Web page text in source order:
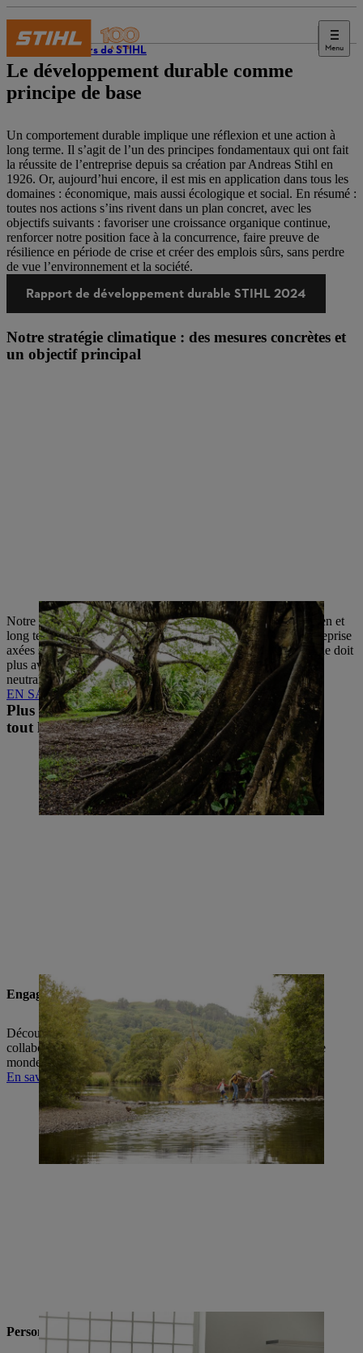
Menu
L’univers de STIHL
Le développement durable comme
principe de base
Un comportement durable implique une réflexion et une action à
long terme. Il s’agit de l’un des principes fondamentaux qui ont fait
la réussite de l’entreprise depuis sa création par Andreas Stihl en
1926. Or, aujourd’hui encore, il est mis en application dans tous les
domaines : économique, mais aussi écologique et social. En résumé :
toutes nos actions s’ins rivent dans un plan concret, avec les
objectifs suivants : favoriser une croissance organique continue,
renforcer notre position face à la concurrence, faire preuve de
résilience en période de crise et créer des emplois sûrs, sans perdre
de vue l’environnement et la société.
Rapport de développement durable STIHL 2024
Notre stratégie climatique : des mesures concrètes et
un objectif principal
Notre stratégie climatique comporte des mesures à court, moyen et
long terme, qui déterminent les actions de l’ensemble de l’entreprise
axées sur la protection du climat. Objectif : le groupe STIHL ne doit
plus avoir la moindre empreinte carbone, et doit atteindre la
neutralité climatique à l’échelle mondiale.
EN SAVOIR PLUS SUR LA STRATÉGIE CLIMATIQUE
Plus forts ensemble :
tout le monde va dans le même sens
Engagement social
Découvrez comment l’entreprise STIHL, mais aussi ses
collaboratrices et collaborateurs, s’engagent activement dans le
monde entier dans divers projets sociaux et culturels.
En savoir plus sur l’engagement social
Personnel et formation